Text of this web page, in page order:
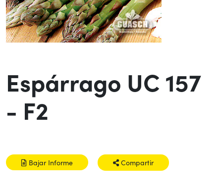
Espárrago UC 157
- F2
Bajar Informe Compartir